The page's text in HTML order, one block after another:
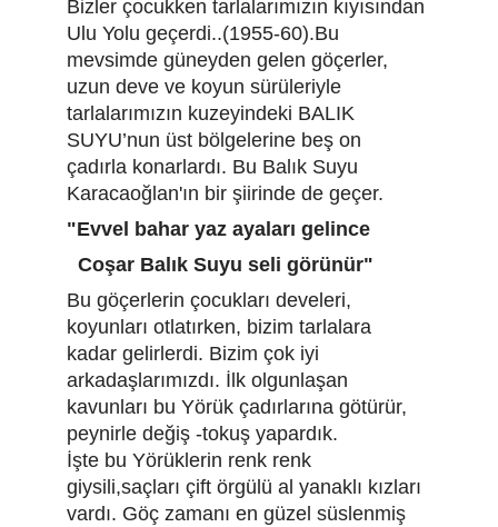
Bizler çocukken tarlalarımızın kıyısından
Ulu Yolu geçerdi..(1955-60).Bu
mevsimde güneyden gelen göçerler,
uzun deve ve koyun sürüleriyle
tarlalarımızın kuzeyindeki BALIK
SUYU’nun üst bölgelerine beş on
çadırla konarlardı. Bu Balık Suyu
Karacaoğlan'ın bir şiirinde de geçer.
"Evvel bahar yaz ayaları gelince
  Coşar Balık Suyu seli görünür"
Bu göçerlerin çocukları develeri,
koyunları otlatırken, bizim tarlalara
kadar gelirlerdi. Bizim çok iyi
arkadaşlarımızdı. İlk olgunlaşan
kavunları bu Yörük çadırlarına götürür,
peynirle değiş -tokuş yapardık.
İşte bu Yörüklerin renk renk
giysili,saçları çift örgülü al yanaklı kızları
vardı. Göç zamanı en güzel süslenmiş